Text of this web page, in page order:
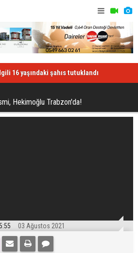
16 yaşındaki şahıs tutuklandı
Hekimoğlu Trabzon'da!
03 Ağustos 2021